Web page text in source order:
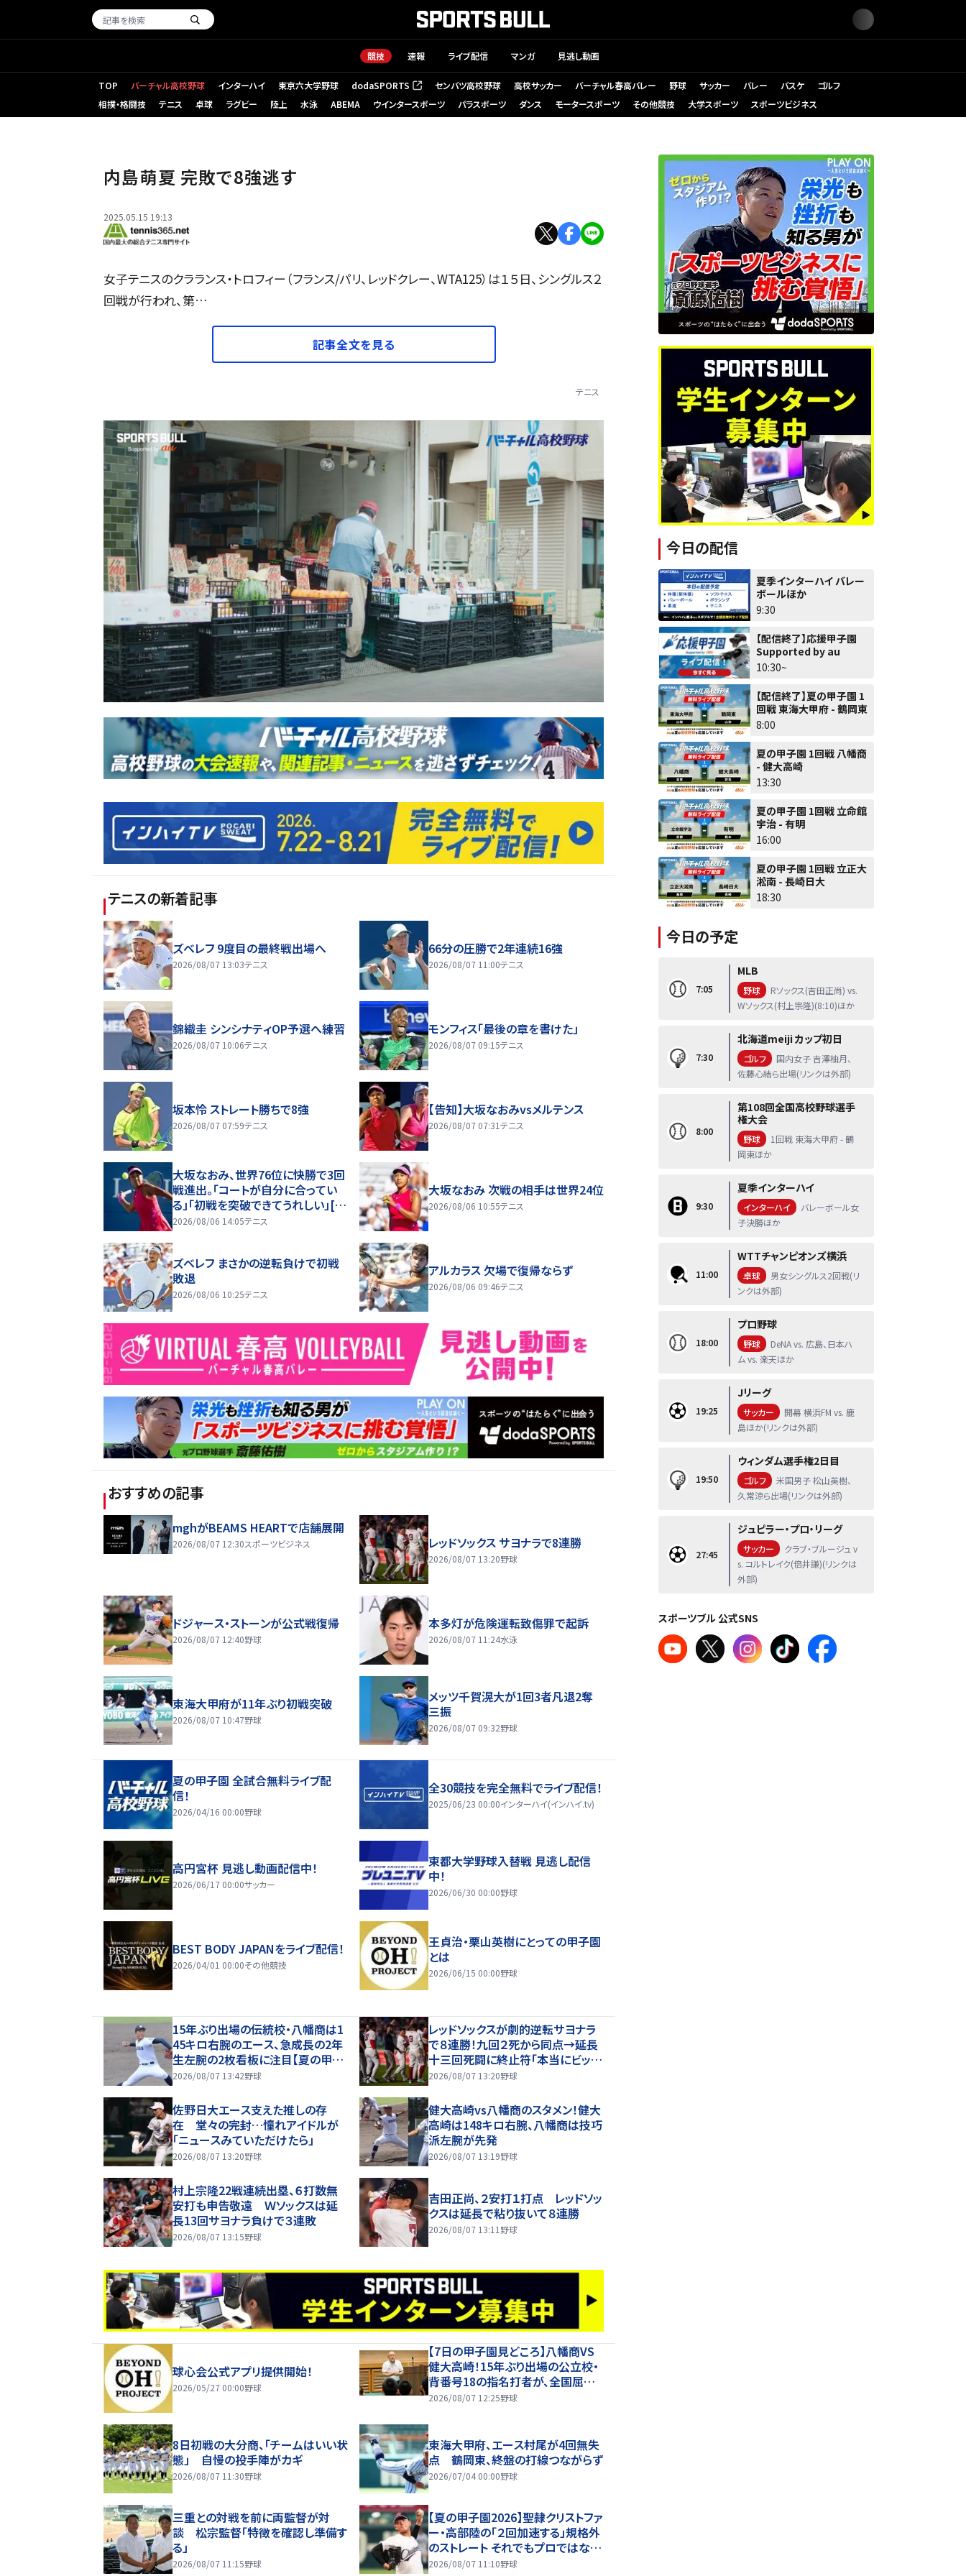
競技 速報 ライブ配信 マンガ 見逃し動画
TOP バーチャル高校野球 インターハイ 東京六大学野球 dodaSPORTS
（新しいタブで開く） センバツ高校野球 高校サッカー バーチャル春高バレー 野球 サッカー バレー バスケ
ゴルフ
相撲・格闘技
テニス 卓球 ラグビー 陸上 水泳 ABEMA ウインタースポーツ パラスポーツ ダンス モータースポーツ その他競技 大学スポーツ スポーツビジネス
内島萌夏 完敗で8強逃す
2025.05.15 19:13
女子テニスのクラランス・トロフィー（フランス/パリ、レッドクレー、WTA125）は１５日、シングルス２
回戦が行われ、第…
記事全文を見る
テニス
テニスの新着記事
ズベレフ 9度目の最終戦出場へ
2026/08/07 13:03テニス
66分の圧勝で2年連続16強
2026/08/07 11:00テニス
錦織圭 シンシナティOP予選へ練習
2026/08/07 10:06テニス
モンフィス「最後の章を書けた」
2026/08/07 09:15テニス
坂本怜 ストレート勝ちで8強
2026/08/07 07:59テニス
【告知】大坂なおみvsメルテンス
2026/08/07 07:31テニス
大坂なおみ、世界76位に快勝で3回
戦進出。「コートが自分に合ってい
る」「初戦を突破できてうれしい」[ナ
ショナル・バンク・オープン]
2026/08/06 14:05テニス
大坂なおみ 次戦の相手は世界24位
2026/08/06 10:55テニス
ズベレフ まさかの逆転負けで初戦
敗退
2026/08/06 10:25テニス
アルカラス 欠場で復帰ならず
2026/08/06 09:46テニス
おすすめの記事
mghがBEAMS HEARTで店舗展開
2026/08/07 12:30スポーツビジネス レッドソックス サヨナラで8連勝
2026/08/07 13:20野球
ドジャース・ストーンが公式戦復帰
2026/08/07 12:40野球
本多灯が危険運転致傷罪で起訴
2026/08/07 11:24水泳
東海大甲府が11年ぶり初戦突破
2026/08/07 10:47野球
メッツ千賀滉大が1回3者凡退2奪
三振
2026/08/07 09:32野球
夏の甲子園 全試合無料ライブ配
信！
2026/04/16 00:00野球
全30競技を完全無料でライブ配信！
2025/06/23 00:00インターハイ(インハイ.tv)
高円宮杯 見逃し動画配信中！
2026/06/17 00:00サッカー
東都大学野球入替戦 見逃し配信
中！
2026/06/30 00:00野球
BEST BODY JAPANをライブ配信！
2026/04/01 00:00その他競技
王貞治・栗山英樹にとっての甲子園
とは
2026/06/15 00:00野球
15年ぶり出場の伝統校・八幡商は1
45キロ右腕のエース、急成長の2年
生左腕の2枚看板に注目【夏の甲子
園・ベンチ入り選手】
2026/08/07 13:42野球
レッドソックスが劇的逆転サヨナラ
で８連勝！九回２死から同点→延長
十三回死闘に終止符「本当にビッグ
ゲーム」吉田正尚も奮闘２安打１打
2026/08/07 13:20野球
佐野日大エース支えた推しの存
在 堂々の完封…憧れアイドルが
「ニュースみていただけたら」
2026/08/07 13:20野球
健大高崎vs八幡商のスタメン！健大
高崎は148キロ右腕、八幡商は技巧
派左腕が先発
2026/08/07 13:19野球
村上宗隆22戦連続出塁、６打数無
安打も申告敬遠 Ｗソックスは延
長13回サヨナラ負けで３連敗
2026/08/07 13:15野球
吉田正尚、２安打１打点 レッドソッ
クスは延長で粘り抜いて８連勝
2026/08/07 13:11 野球
球心会公式アプリ提供開始！
2026/05/27 00:00野球
【7日の甲子園見どころ】八幡商VS
健大高崎！15年ぶり出場の公立校・
背番号18の指名打者が、全国屈指
の投手陣に挑む
2026/08/07 12:25野球
8日初戦の大分商、「チームはいい状
態」 自慢の投手陣がカギ
2026/08/07 11:30野球
東海大甲府、エース村尾が4回無失
点 鶴岡東、終盤の打線つながらず
2026/07/04 00:00野球
三重との対戦を前に両監督が対
談 松宗監督「特徴を確認し準備す
る」
2026/08/07 11:15野球
【夏の甲子園2026】聖隷クリストファ
ー・高部陸の「２回加速する」規格外
のストレート それでもプロではなく
大学進学を選ぶ理由
2026/08/07 11:10野球
今日の配信
夏季インターハイ バレー
ボールほか
9:30
【配信終了】応援甲子園
Supported by au
10:30~
【配信終了】夏の甲子園 1
回戦 東海大甲府 - 鶴岡東
8:00
夏の甲子園 1回戦 八幡商
- 健大高崎
13:30
夏の甲子園 1回戦 立命館
宇治 - 有明
16:00
夏の甲子園 1回戦 立正大
淞南 - 長崎日大
18:30
今日の予定
7:05
MLB
野球
Rソックス(吉田正尚) vs.
Wソックス(村上宗隆)(8:10)ほか
7:30
北海道meiji カップ初日
ゴルフ
国内女子 吉澤柚月、
佐藤心結ら出場(リンクは外部)
8:00
第108回全国高校野球選手
権大会
野球
1回戦 東海大甲府 - 鶴
岡東ほか
9:30
夏季インターハイ
インターハイ
バレーボール女
子決勝ほか
11:00
WTTチャンピオンズ横浜
卓球
男女シングルス2回戦(リ
ンクは外部)
18:00
プロ野球
野球
DeNA vs. 広島、日本ハ
ム vs. 楽天ほか
19:25
Jリーグ
サッカー
開幕 横浜FM vs. 鹿
島ほか(リンクは外部)
19:50
ウィンダム選手権2日目
ゴルフ
米国男子 松山英樹、
久常涼ら出場(リンクは外部)
27:45
ジュピラー・プロ・リーグ
サッカー
クラブ・ブルージュ v
s. コルトレイク(倍井謙)(リンクは
外部)
スポーツブル 公式SNS